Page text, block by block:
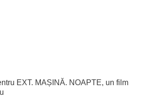
EXT. MAȘINĂ. NOAPTE, un film